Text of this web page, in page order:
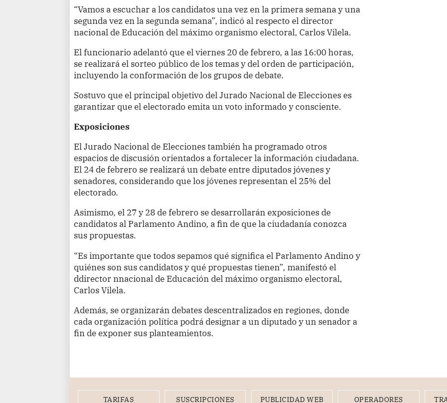
“Vamos a escuchar a los candidatos una vez en la primera semana y una
segunda vez en la segunda semana”, indicó al respecto el director
nacional de Educación del máximo organismo electoral, Carlos Vilela.
El funcionario adelantó que el viernes 20 de febrero, a las 16:00 horas,
se realizará el sorteo público de los temas y del orden de participación,
incluyendo la conformación de los grupos de debate.
Sostuvo que el principal objetivo del Jurado Nacional de Elecciones es
garantizar que el electorado emita un voto informado y consciente.
Exposiciones
El Jurado Nacional de Elecciones también ha programado otros
espacios de discusión orientados a fortalecer la información ciudadana.
El 24 de febrero se realizará un debate entre diputados jóvenes y
senadores, considerando que los jóvenes representan el 25% del
electorado.
Asimismo, el 27 y 28 de febrero se desarrollarán exposiciones de
candidatos al Parlamento Andino, a fin de que la ciudadanía conozca
sus propuestas.
“Es importante que todos sepamos qué significa el Parlamento Andino y
quiénes son sus candidatos y qué propuestas tienen”, manifestó el
ddirector nnacional de Educación del máximo organismo electoral,
Carlos Vilela.
Además, se organizarán debates descentralizados en regiones, donde
cada organización política podrá designar a un diputado y un senador a
fin de exponer sus planteamientos.
TARIFAS SUSCRIPCIONES PUBLICIDAD WEB OPERADORES